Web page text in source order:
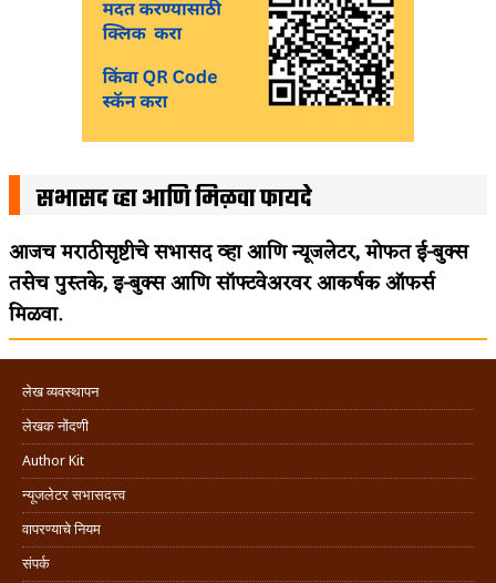
सभासद व्हा आणि मिळवा फायदे
आजच मराठीसृष्टीचे सभासद व्हा आणि न्यूजलेटर, मोफत ई-बुक्स
तसेच पुस्तके, इ-बुक्स आणि सॉफ्टवेअरवर आकर्षक ऑफर्स
मिळवा.
लेख व्यवस्थापन
लेखक नोंदणी
Author Kit
न्यूजलेटर सभासदत्त्व
वापरण्याचे नियम
संपर्क